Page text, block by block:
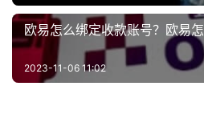
欧易怎么绑定收款账号？欧易
2023-11-06 11:02